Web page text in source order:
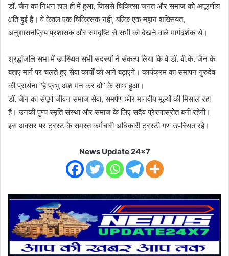
डॉ. जैन का निधन हाल ही में हुआ, जिससे चिकित्सा जगत और समाज को अपूरणीय
क्षति हुई है। वे केवल एक चिकित्सक नहीं, बल्कि एक महान शख्सियत,
अनुशासनप्रिय प्रशासक और समदृष्टि से सभी को देखने वाले मार्गदर्शक थे।
श्रद्धांजलि सभा में उपस्थित सभी सदस्यों ने संकल्प लिया कि वे डॉ. बी.के. जैन के
बताए मार्ग पर चलते हुए सेवा कार्यों को आगे बढ़ाएंगे। कार्यक्रम का समापन गुरुदेव
की प्रार्थना “हे प्रभु अश मन कर दो” के साथ हुआ।
डॉ. जैन का संपूर्ण जीवन समाज सेवा, समर्पण और मानवीय मूल्यों की मिसाल रहा
है। उनकी पुण्य स्मृति संस्था और समाज के लिए सदैव प्रेरणास्रोत बनी रहेगी।
इस अवसर पर ट्रस्ट के समस्त कर्मचारी अधिकारी ट्रस्टी गण उपस्थित रहे।
News Update 24x7